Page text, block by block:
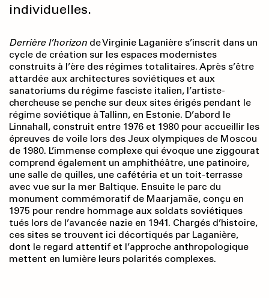
individuelles.
Derrière l’horizon de Virginie Laganière s’inscrit dans un
cycle de création sur les espaces modernistes
construits à l’ère des régimes totalitaires. Après s’être
attardée aux architectures soviétiques et aux
sanatoriums du régime fasciste italien, l’artiste-
chercheuse se penche sur deux sites érigés pendant le
régime soviétique à Tallinn, en Estonie. D’abord le
Linnahall, construit entre 1976 et 1980 pour accueillir les
épreuves de voile lors des Jeux olympiques de Moscou
de 1980. L’immense complexe qui évoque une ziggourat
comprend également un amphithéâtre, une patinoire,
une salle de quilles, une cafétéria et un toit-terrasse
avec vue sur la mer Baltique. Ensuite le parc du
monument commémoratif de Maarjamäe, conçu en
1975 pour rendre hommage aux soldats soviétiques
tués lors de l’avancée nazie en 1941. Chargés d’histoire,
ces sites se trouvent ici décortiqués par Laganière,
dont le regard attentif et l’approche anthropologique
mettent en lumière leurs polarités complexes.